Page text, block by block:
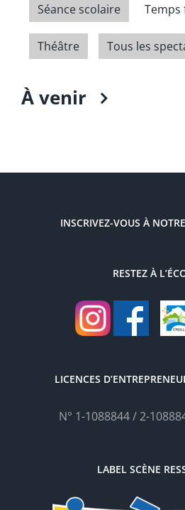
Séance scolaire Temps
Théâtre Tous les
À venir
INSCRIVEZ-VOUS À
RESTEZ À
LICENCES
N° 1-1088844 / 2-
LABEL SCÈNE